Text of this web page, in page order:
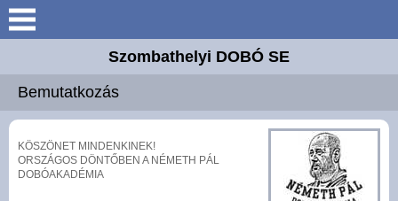
Keresés
Elérhetőségek
Versenyzők
Szombathelyi DOBÓ SE
Bemutatkozás
KÖSZÖNET MINDENKINEK!
ORSZÁGOS DÖNTŐBEN A NÉMETH PÁL
DOBÓAKADÉMIA